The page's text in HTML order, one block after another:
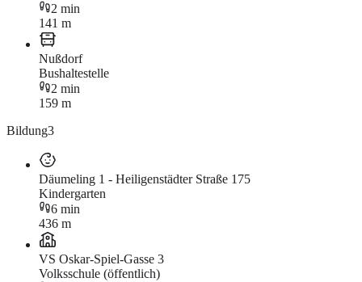
2 min
141 m
Nußdorf
Bushaltestelle
2 min
159 m
Bildung3
Däumeling 1 - Heiligenstädter Straße 175
Kindergarten
6 min
436 m
VS Oskar-Spiel-Gasse 3
Volksschule (öffentlich)